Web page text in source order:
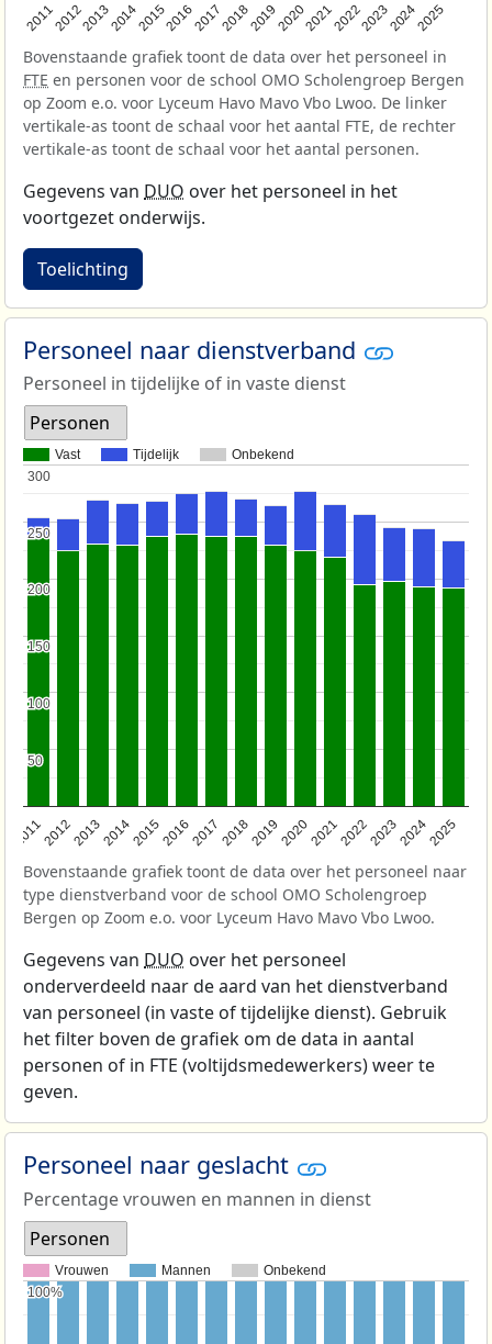
201120122013201420152016201720182019202020212022202320242025
Bovenstaande grafiek toont de data over het personeel in
FTE en personen voor de school OMO Scholengroep Bergen
op Zoom e.o. voor Lyceum Havo Mavo Vbo Lwoo. De linker
vertikale-as toont de schaal voor het aantal FTE, de rechter
vertikale-as toont de schaal voor het aantal personen.
Gegevens van DUO over het personeel in het
voortgezet onderwijs.
Toelichting
Personeel naar dienstverband
Personeel in tijdelijke of in vaste dienst
Personen
Vast Tijdelijk Onbekend
201120122013201420152016201720182019202020212022202320242025
50
50
100
100
150
150
200
200
250
250
300
300
Bovenstaande grafiek toont de data over het personeel naar
type dienstverband voor de school OMO Scholengroep
Bergen op Zoom e.o. voor Lyceum Havo Mavo Vbo Lwoo.
Gegevens van DUO over het personeel
onderverdeeld naar de aard van het dienstverband
van personeel (in vaste of tijdelijke dienst). Gebruik
het filter boven de grafiek om de data in aantal
personen of in FTE (voltijdsmedewerkers) weer te
geven.
Personeel naar geslacht
Percentage vrouwen en mannen in dienst
Personen
Vrouwen Mannen Onbekend
100%
100%